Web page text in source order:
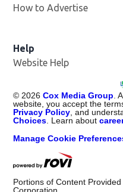
How to Advertise
Help
Website Help
©2026 Cox Media Group.
website, you accept the
Privacy Policy, and
Choices. Learn about
Manage Cookie
Portions of Content